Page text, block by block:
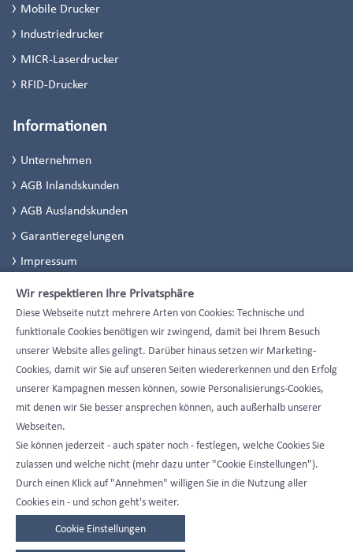
Mobile Drucker
Industriedrucker
MICR-Laserdrucker
RFID-Drucker
Informationen
Unternehmen
AGB Inlandskunden
AGB Auslandskunden
Garantieregelungen
Impressum
Datenschutzerklärung
Datenschutzeinstellungen
Wir respektieren Ihre Privatsphäre
Diese Webseite nutzt mehrere Arten von Cookies: Technische und
funktionale Cookies benötigen wir zwingend, damit bei Ihrem Besuch
unserer Website alles gelingt. Darüber hinaus setzen wir Marketing-
Cookies, damit wir Sie auf unseren Seiten wiedererkennen und den Erfolg
unserer Kampagnen messen können, sowie Personalisierungs-Cookies,
mit denen wir Sie besser ansprechen können, auch außerhalb unserer
Webseiten.
Sie können jederzeit - auch später noch - festlegen, welche Cookies Sie
zulassen und welche nicht (mehr dazu unter "Cookie Einstellungen").
Durch einen Klick auf "Annehmen" willigen Sie in die Nutzung aller
Cookies ein - und schon geht's weiter.
Cookie Einstellungen